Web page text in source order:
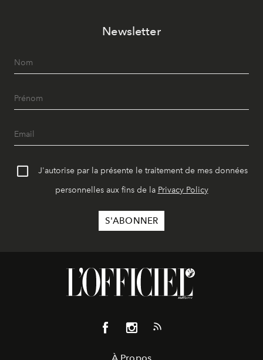
Newsletter
J'autorise par la présente le traitement de mes données
personnelles aux fins de la Privacy Policy